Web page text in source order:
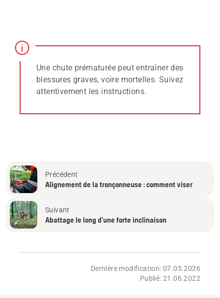
Une chute prématurée peut entraîner des
blessures graves, voire mortelles. Suivez
attentivement les instructions.
Précédent
Alignement de la tronçonneuse : comment viser
Suivant
Abattage le long d’une forte inclinaison
Dernière modification: 07.05.2026
Publié: 21.06.2022